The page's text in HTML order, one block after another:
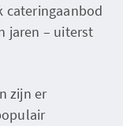
cateringaanbod
jaren – uiterst
zijn er